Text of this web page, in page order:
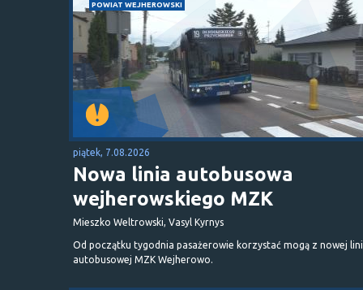
POWIAT WEJHEROWSKI
piątek, 7.08.2026
Nowa linia autobusowa
wejherowskiego MZK
Mieszko Weltrowski, Vasyl Kyrnys
Od początku tygodnia pasażerowie korzystać mogą z nowej
autobusowej MZK Wejherowo.